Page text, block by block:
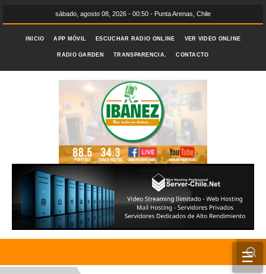
sábado, agosto 08, 2026 - 00:50 - Punta Arenas, Chile
INICIO APP MÓVIL ESCUCHAR RADIO ONLINE VER VIDEO ONLINE
RADIO GARDEN TRANSPARENCIA. CONTACTO
☰
INICIO